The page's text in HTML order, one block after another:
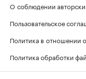
О соблюдении
Пользовательское
Политика в отношении
Политика обработки